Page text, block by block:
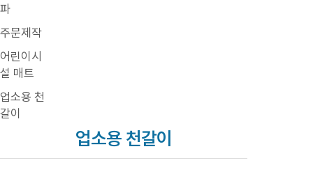
파
주문제작
어린이시
설 매트
업소용 천
갈이
업소용 천갈이